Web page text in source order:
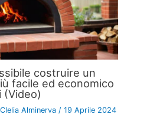
costruire un
facile ed economico
(Video)
Clelia Alminerva/19 Aprile 2024